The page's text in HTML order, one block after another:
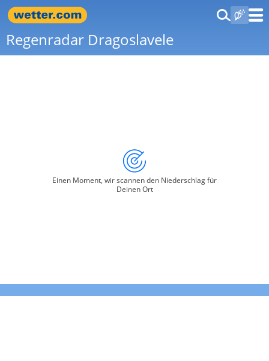
Regenradar Dragoslavele
Einen Moment, wir scannen den Niederschlag für
Deinen Ort